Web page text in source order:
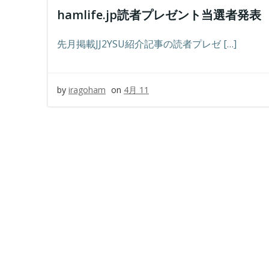
hamlife.jp読者プレゼント当選者発表
先月掲載JJ2YSU紹介記事の読者プレゼ […]
by iragoham on 4月 11